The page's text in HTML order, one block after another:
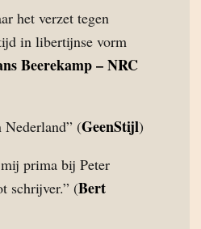
het verzet tegen
in libertijnse vorm
Beerekamp – NRC
(GeenStijl)
prima bij Peter
schrijver.” (Bert